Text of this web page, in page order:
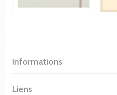
Informations
Liens